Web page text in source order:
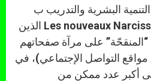
البشرية والتدريب ب
“النرجسيون الجدد”Les nouveaux Narcissistes الذين
“المنقحّة” على مرآة صفحاتهم
التواصل الإجتماعي)، في
أكبر عدد ممكن من